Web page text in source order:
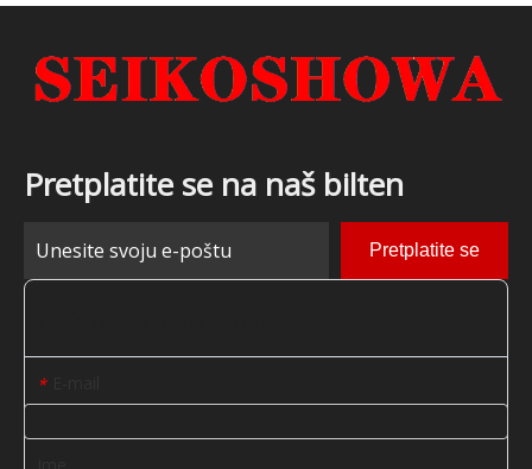
Pretplatite se na naš bilten
Pretplatite se
*